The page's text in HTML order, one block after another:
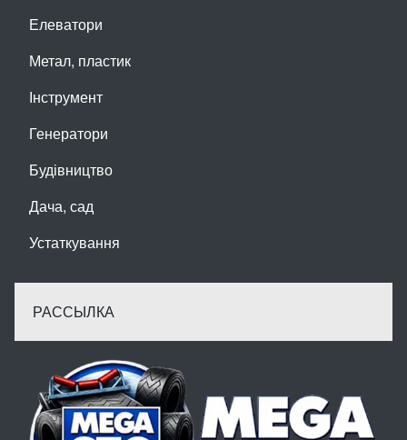
Елеватори
Метал, пластик
Інструмент
Генератори
Будівництво
Дача, сад
Устаткування
РАССЫЛКА